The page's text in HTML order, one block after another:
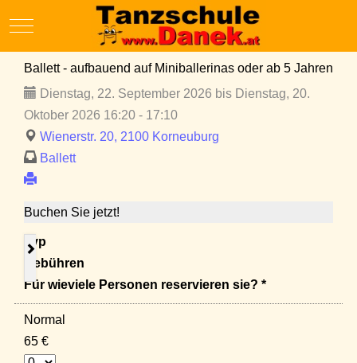
Mobile Menu Toggle
Ballett - aufbauend auf Miniballerinas oder ab 5 Jahren
Dienstag, 22. September 2026 bis Dienstag, 20.
Oktober 2026 16:20 - 17:10
Wienerstr. 20, 2100 Korneuburg
Ballett
Buchen Sie jetzt!
Typ
Gebühren
Für wieviele Personen reservieren sie? *
Normal
65 €